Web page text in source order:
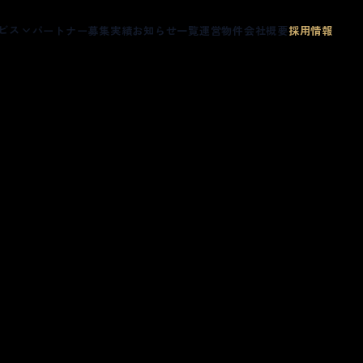
ス パートナー募集実績お知らせ一覧運営物件会社概要採用情報